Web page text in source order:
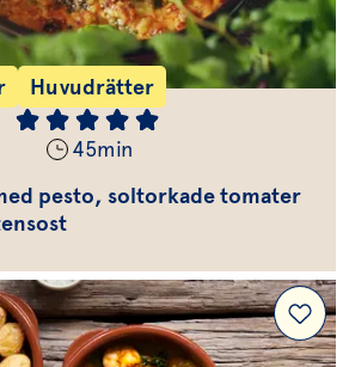
Huvudrätter
45min
pesto, soltorkade tomater